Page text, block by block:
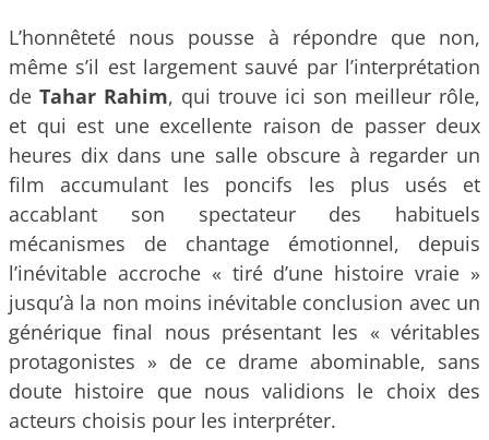
L’honnêteté nous pousse à répondre que non,
même s’il est largement sauvé par l’interprétation
de Tahar Rahim, qui trouve ici son meilleur rôle,
et qui est une excellente raison de passer deux
heures dix dans une salle obscure à regarder un
film accumulant les poncifs les plus usés et
accablant son spectateur des habituels
mécanismes de chantage émotionnel, depuis
l’inévitable accroche « tiré d’une histoire vraie »
jusqu’à la non moins inévitable conclusion avec un
générique final nous présentant les « véritables
protagonistes » de ce drame abominable, sans
doute histoire que nous validions le choix des
acteurs choisis pour les interpréter.